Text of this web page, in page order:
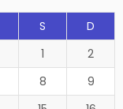
S
D
1
2
8
9